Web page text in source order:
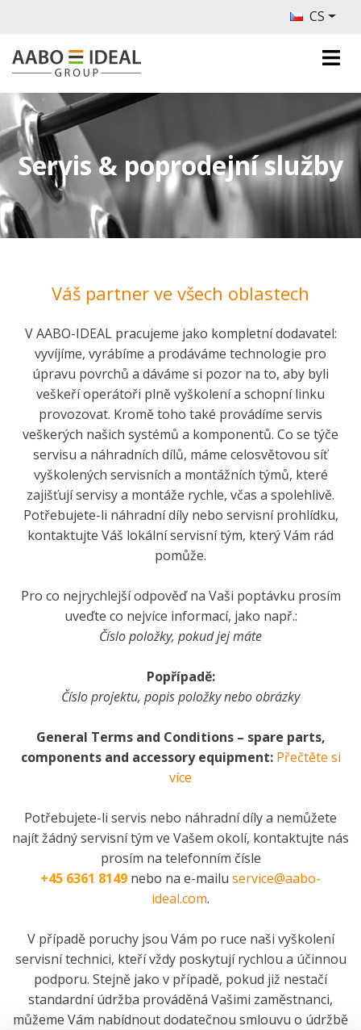
CS
Servis & poprodejní služby
Váš partner ve všech oblastech
V AABO-IDEAL pracujeme jako kompletní dodavatel:
vyvíjíme, vyrábíme a prodáváme technologie pro
úpravu povrchů a dáváme si pozor na to, aby byli
veškeří operátoři plně vyškolení a schopní linku
provozovat. Kromě toho také provádíme servis
veškerých našich systémů a komponentů. Co se týče
servisu a náhradních dílů, máme celosvětovou síť
vyškolených servisních a montážních týmů, které
zajišťují servisy a montáže rychle, včas a spolehlivě.
Potřebujete-li náhradní díly nebo servisní prohlídku,
kontaktujte Váš lokální servisní tým, který Vám rád
pomůže.
Pro co nejrychlejší odpověď na Vaši poptávku prosím
uveďte co nejvíce informací, jako např.:
Číslo položky, pokud jej máte
Popřípadě:
Číslo projektu, popis položky nebo obrázky
General Terms and Conditions – spare parts,
components and accessory equipment: Přečtěte si
více
Potřebujete-li servis nebo náhradní díly a nemůžete
najít žádný servisní tým ve Vašem okolí, kontaktujte nás
prosím na telefonním čísle
+45 6361 8149 nebo na e-mailu service@aabo-
ideal.com.
V případě poruchy jsou Vám po ruce naši vyškolení
servisní technici, kteří vždy poskytují rychlou a účinnou
podporu. Stejně jako v případě, pokud již nestačí
standardní údržba prováděná Vašimi zaměstnanci,
můžeme Vám nabídnout dodatečnou smlouvu o údržbě